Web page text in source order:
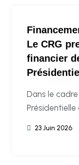
Le CRG
financier
Dans le
Présidentielle
23 Juin 2026